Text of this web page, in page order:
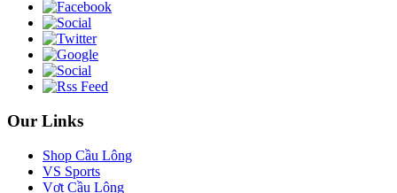
Our Links
Shop Cầu Lông
VS Sports
Vợt Cầu Lông